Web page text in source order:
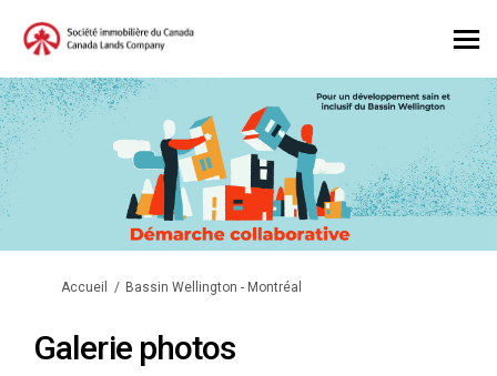
Vous êtes ici:
Accueil Bassin Wellington - Montréal
Galerie photos